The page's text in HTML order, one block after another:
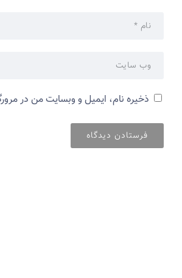
ذخیره نام، ایمیل و وبسایت من در